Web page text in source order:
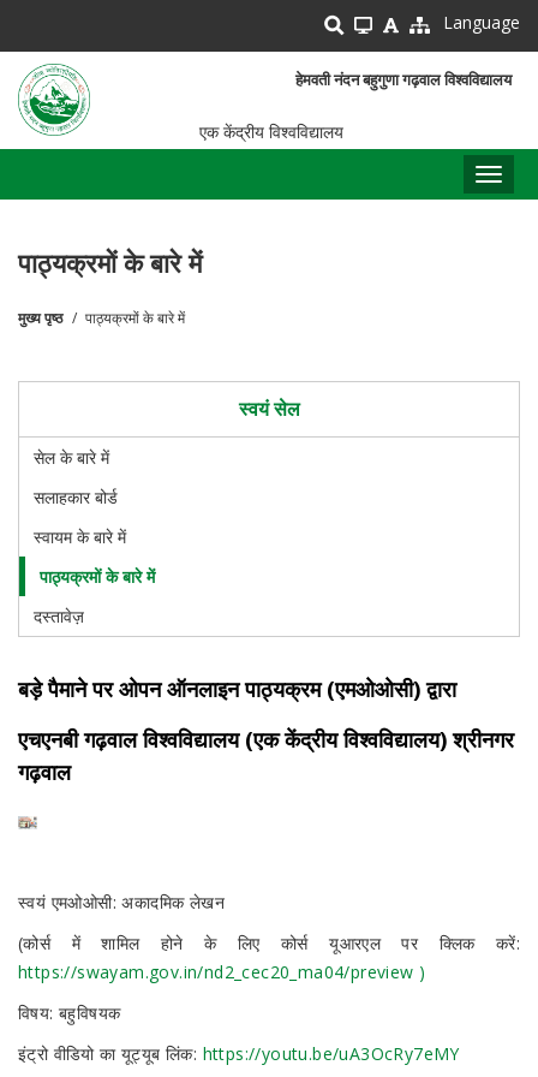
main
content
Language
हेमवती नंदन बहुगुणा गढ़वाल विश्वविद्यालय
एक केंद्रीय विश्वविद्यालय
पाठ्यक्रमों के बारे में
मुख्य पृष्ठ पाठ्यक्रमों के बारे में
स्वयं सेल
सेल के बारे में
सलाहकार बोर्ड
स्वायम के बारे में
पाठ्यक्रमों के बारे में
दस्तावेज़
बड़े पैमाने पर ओपन ऑनलाइन पाठ्यक्रम (एमओओसी) द्वारा
एचएनबी गढ़वाल विश्वविद्यालय (एक केंद्रीय विश्वविद्यालय) श्रीनगर
गढ़वाल
स्वयं एमओओसी: अकादमिक लेखन
(कोर्स में शामिल होने के लिए कोर्स यूआरएल पर क्लिक करें:
https://swayam.gov.in/nd2_cec20_ma04/preview )
विषय: बहुविषयक
इंट्रो वीडियो का यूट्यूब लिंक: https://youtu.be/uA3OcRy7eMY